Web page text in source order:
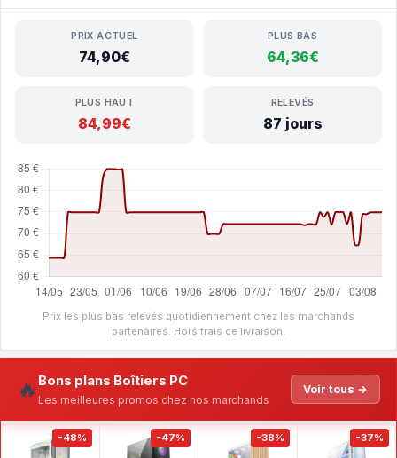
PRIX ACTUEL
74,90€
PLUS BAS
64,36€
PLUS HAUT
84,99€
RELEVÉS
87 jours
Prix les plus bas relevés quotidiennement chez les marchands
partenaires. Hors frais de livraison.
🔥 Bons plans Boîtiers PC
Les meilleures promos chez nos marchands
Voir tous →
-48% -47% -38% -37%